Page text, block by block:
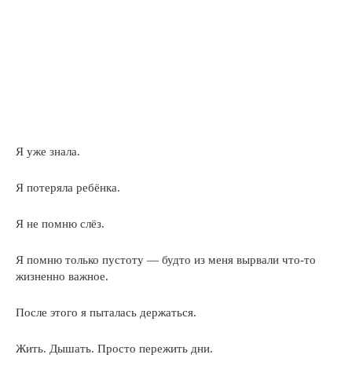
Я уже знала.
Я потеряла ребёнка.
Я не помню слёз.
Я помню только пустоту — будто из меня вырвали что-то
жизненно важное.
После этого я пыталась держаться.
Жить. Дышать. Просто пережить дни.